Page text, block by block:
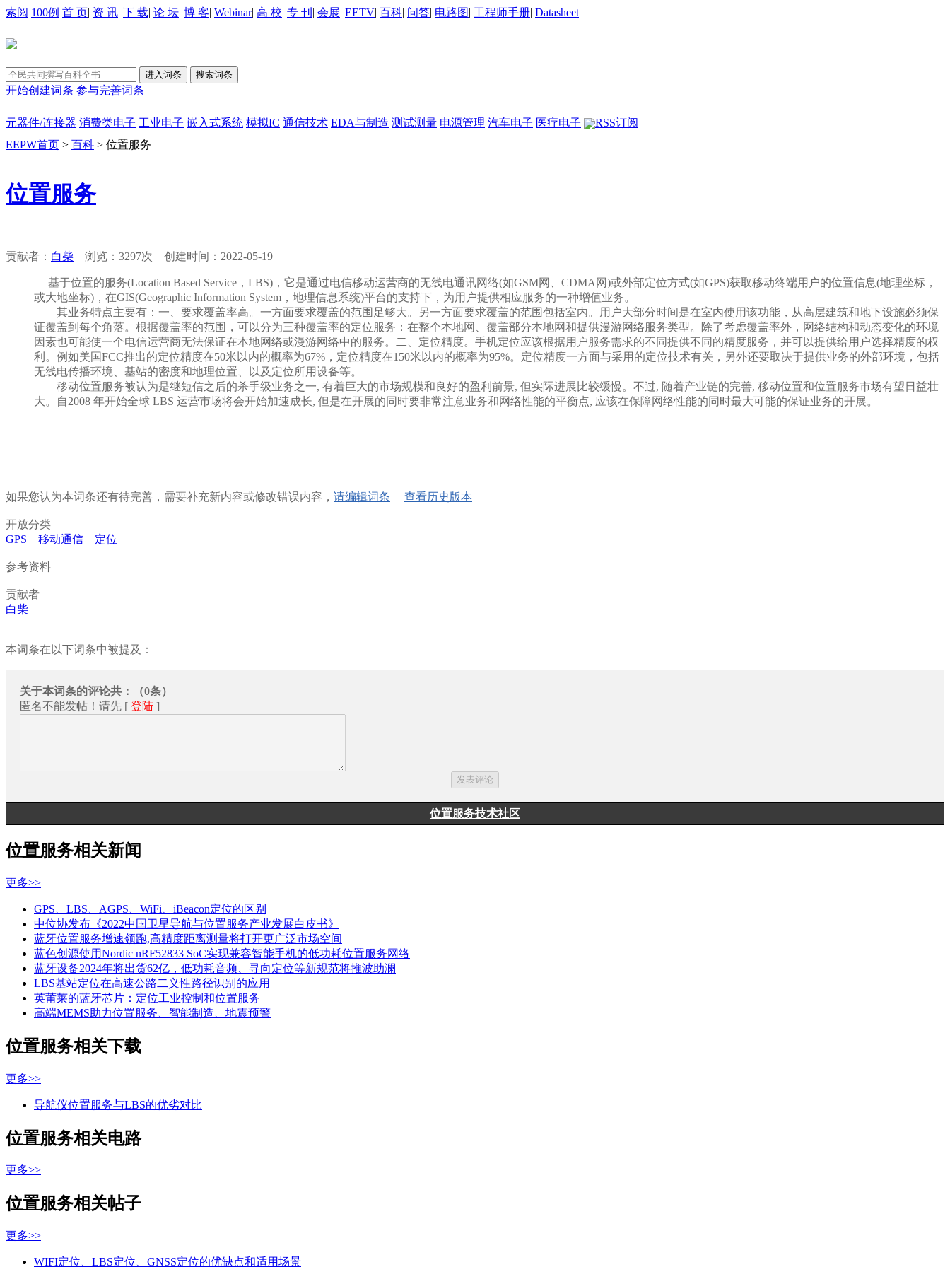
索阅 100例 首 页| 资 讯| 下 载| 论 坛| 博 客| Webinar| 高 校| 专 刊 | 会展| EETV| 百科| 问答| 电路图| 工程师手册| Datasheet
开始创建词条 参与完善词条
元器件/连接器 消费类电子 工业电子 嵌入式系统 模拟IC 通信技术 EDA与制造 测试测量 电源管理 汽车电子 医疗电子
RSS订阅
EEPW首页 > 百科 > 位置服务
位置服务
贡献者： 白柴 浏览：3297次 创建时间：2022-05-19
基于位置的服务(Location Based Service，LBS)，它是通过电信移动运营商的无线电通讯网络(如GSM网、CDMA网)或外部定位方式(如GPS)获取移动终端用户的位置信息(地理坐标，
或大地坐标)，在GIS(Geographic Information System，地理信息系统)平台的支持下，为用户提供相应服务的一种增值业务。
其业务特点主要有：一、要求覆盖率高。一方面要求覆盖的范围足够大。另一方面要求覆盖的范围包括室内。用户大部分时间是在室内使用该功能，从高层建筑和地下设施必须保
证覆盖到每个角落。根据覆盖率的范围，可以分为三种覆盖率的定位服务：在整个本地网、覆盖部分本地网和提供漫游网络服务类型。除了考虑覆盖率外，网络结构和动态变化的环境
因素也可能使一个电信运营商无法保证在本地网络或漫游网络中的服务。二、定位精度。手机定位应该根据用户服务需求的不同提供不同的精度服务，并可以提供给用户选择精度的权
利。例如美国FCC推出的定位精度在50米以内的概率为67%，定位精度在150米以内的概率为95%。定位精度一方面与采用的定位技术有关，另外还要取决于提供业务的外部环境，包括
无线电传播环境、基站的密度和地理位置、以及定位所用设备等。
移动位置服务被认为是继短信之后的杀手级业务之一, 有着巨大的市场规模和良好的盈利前景, 但实际进展比较缓慢。不过, 随着产业链的完善, 移动位置和位置服务市场有望日益壮
大。自2008 年开始全球 LBS 运营市场将会开始加速成长, 但是在开展的同时要非常注意业务和网络性能的平衡点, 应该在保障网络性能的同时最大可能的保证业务的开展。
如果您认为本词条还有待完善，需要补充新内容或修改错误内容， 请编辑词条 查看历史版本
开放分类
GPS
移动通信 定位
参考资料
贡献者
白柴
本词条在以下词条中被提及：
关于本词条的评论共：（0条）
匿名不能发帖！请先 [ 登陆 ]
位置服务技术社区
位置服务相关新闻
更多>>
GPS、LBS、AGPS、WiFi、iBeacon定位的区别
中位协发布《2022中国卫星导航与位置服务产业发展白皮书》
蓝牙位置服务增速领跑,高精度距离测量将打开更广泛市场空间
蓝色创源使用Nordic nRF52833 SoC实现兼容智能手机的低功耗位置服务网络
蓝牙设备2024年将出货62亿，低功耗音频、寻向定位等新规范将推波助澜
LBS基站定位在高速公路二义性路径识别的应用
英莆莱的蓝牙芯片：定位工业控制和位置服务
高端MEMS助力位置服务、智能制造、地震预警
位置服务相关下载
更多>>
导航仪位置服务与LBS的优劣对比
位置服务相关电路
更多>>
位置服务相关帖子
更多>>
WIFI定位、LBS定位、GNSS定位的优缺点和适用场景